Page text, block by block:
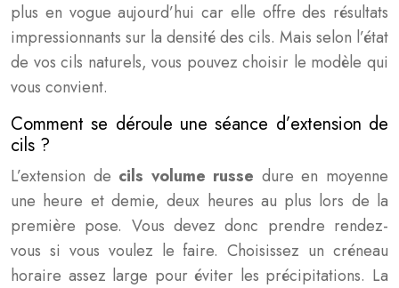
plus en vogue aujourd’hui car elle offre des résultats
impressionnants sur la densité des cils. Mais selon l’état
de vos cils naturels, vous pouvez choisir le modèle qui
vous convient.
Comment se déroule une séance d’extension de
cils ?
L’extension de cils volume russe dure en moyenne
une heure et demie, deux heures au plus lors de la
première pose. Vous devez donc prendre rendez-
vous si vous voulez le faire. Choisissez un créneau
horaire assez large pour éviter les précipitations. La